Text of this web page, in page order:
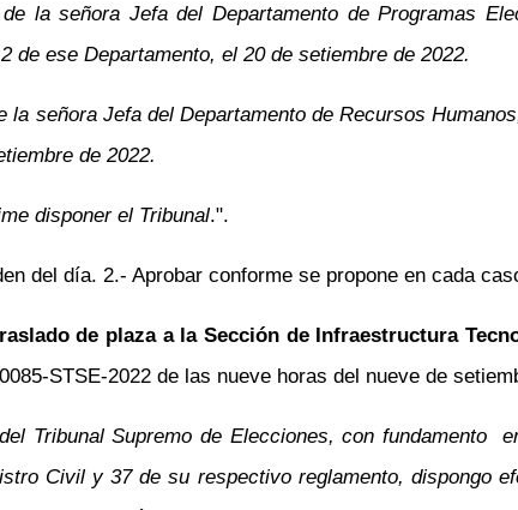
la señora Jefa del Departamento de Programas
de ese Departamento, el 20 de setiembre de 2022.
la señora Jefa del Departamento de Recursos
de 2022.
disponer el Tribunal.".
del día. 2.- Aprobar conforme se propone en cada
de plaza a la Sección de Infraestructura
STSE-2022 de las nueve horas del nueve de
Tribunal Supremo de Elecciones, con fundamento
Civil y 37 de su respectivo reglamento, dispongo